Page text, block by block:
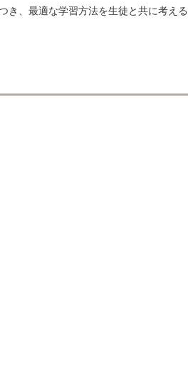
、最適な学習方法を生徒と共に考え